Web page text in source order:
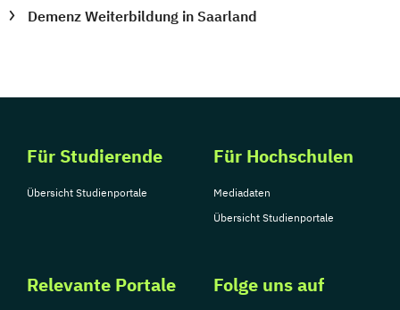
Demenz Weiterbildung in Saarland
Für Studierende
Übersicht Studienportale
Für Hochschulen
Mediadaten
Übersicht Studienportale
Relevante Portale Folge uns auf